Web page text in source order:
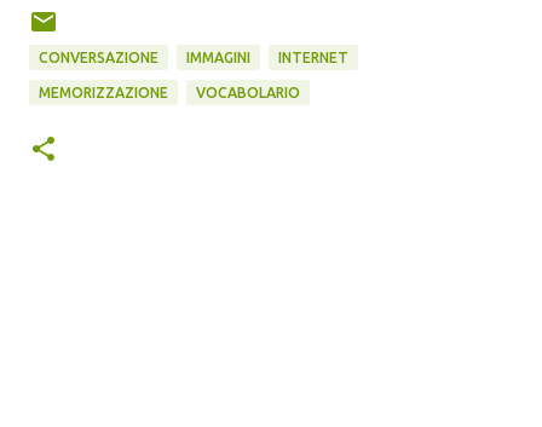
CONVERSAZIONE IMMAGINI INTERNET
MEMORIZZAZIONE VOCABOLARIO